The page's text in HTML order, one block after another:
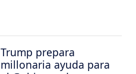
Trump prepara
millonaria ayuda para